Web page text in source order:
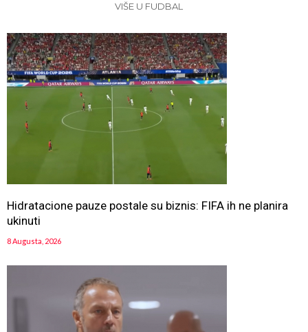
VIŠE U FUDBAL
Hidratacione pauze postale su biznis: FIFA ih ne planira
ukinuti
8 Augusta, 2026